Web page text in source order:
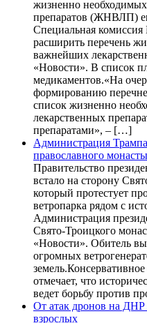
жизненно
препаратов (ЖНВЛП)
Специальная комиссия
расширить перечень
важнейших
«Новости». В список
медикаментов.«На
формированию
список жизненно
лекарственных
препаратами», – […]
Администрация Трампа
православного
Правительство
встало на сторону
который протестует
ветропарка рядом с
Администрация
Свято-Троицкого
«Новости». Обитель
огромных
отмечает, что
ведет борьбу против
От атак дронов на ДНР
взрослых